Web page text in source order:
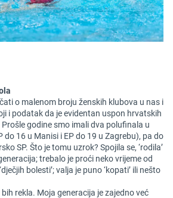
o malenom broju ženskih klubova u nas i
i podatak da je evidentan uspon hrvatskih
godine smo imali dva polufinala u
16 u Manisi i EP do 19 u Zagrebu), pa do
SP. Što je tomu uzrok? Spojila se, ‘rodila’
trebalo je proći neko vrijeme od
bolesti’; valja je puno ‘kopati’ ili nešto
rekla. Moja generacija je zajedno već